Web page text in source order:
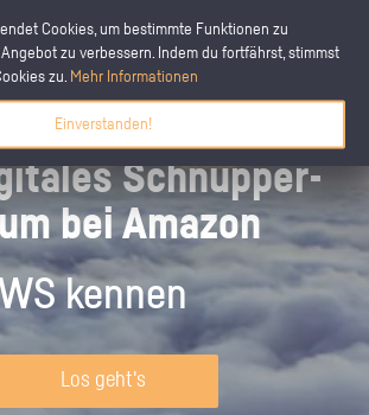
Cookies, um bestimmte Funktionen zu
zu verbessern. Indem du fortfährst, stimmst
zu. Mehr Informationen
Einverstanden!
Schnupper­
bei Amazon
kennen
Los geht's